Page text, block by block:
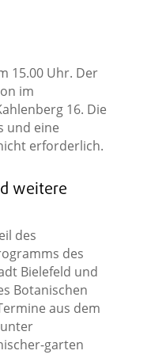
15.00 Uhr. Der
im
16. Die
und eine
erforderlich.
weitere
des
des
Bielefeld und
Botanischen
aus dem
garten